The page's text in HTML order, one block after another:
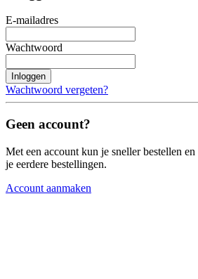
E-mailadres
Wachtwoord
Inloggen
Wachtwoord vergeten?
Geen account?
Met een account kun je sneller bestellen
je eerdere bestellingen.
Account aanmaken